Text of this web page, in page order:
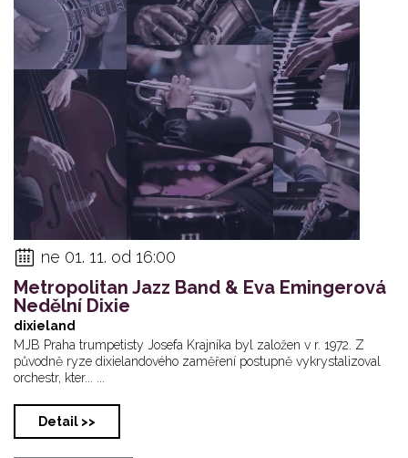
Klub zadán Gerald Clayton Tr... Klub zadán
30
Klub zadán
01
Tonya Graves
02
Tonya Graves
ne 01. 11. od 16:00
Metropolitan Jazz Band & Eva Emingerová
Nedělní Dixie
dixieland
MJB Praha trumpetisty Josefa Krajníka byl založen v r. 1972. Z
původně ryze dixielandového zaměření postupně vykrystalizoval
orchestr, kter... ...
Detail >>